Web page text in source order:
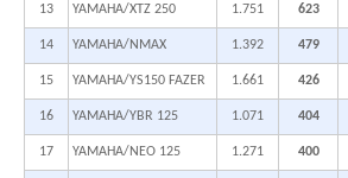
13 YAMAHA/XTZ 250 1.751 623
14 YAMAHA/NMAX 1.392 479
15 YAMAHA/YS150 FAZER 1.661 426
16 YAMAHA/YBR 125 1.071 404
17 YAMAHA/NEO 125 1.271 400